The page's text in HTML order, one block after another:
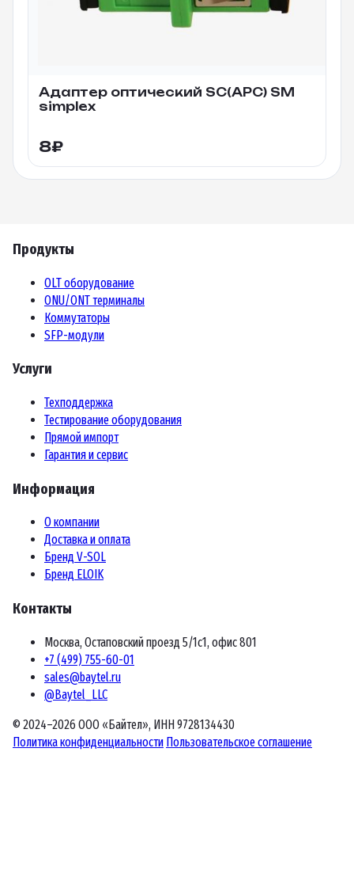
Адаптер оптический SC(APC) SM
simplex
8₽
Продукты
OLT оборудование
ONU/ONT терминалы
Коммутаторы
SFP-модули
Услуги
Техподдержка
Тестирование оборудования
Прямой импорт
Гарантия и сервис
Информация
О компании
Доставка и оплата
Бренд V-SOL
Бренд ELOIK
Контакты
Москва, Остаповский проезд 5/1с1, офис 801
+7 (499) 755-60-01
sales@baytel.ru
@Baytel_LLC
© 2024–2026 ООО «Байтел», ИНН 9728134430
Политика конфиденциальности Пользовательское соглашение